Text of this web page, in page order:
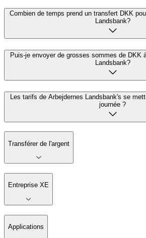
Combien de temps prend un transfert DKK
Landsbank?
Puis-je envoyer de grosses sommes de DKK
Landsbank?
Les tarifs de Arbejdernes Landsbank's se
journée ?
Transférer de l'argent
Entreprise XE
Applications